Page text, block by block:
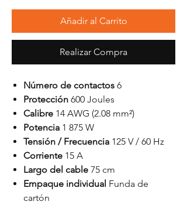
Añadir al Carrito
Realizar Compra
Número de contactos 6
Protección 600 Joules
Calibre 14 AWG (2.08 mm²)
Potencia 1 875 W
Tensión / Frecuencia 125 V / 60 Hz
Corriente 15 A
Largo del cable 75 cm
Empaque individual Funda de
cartón